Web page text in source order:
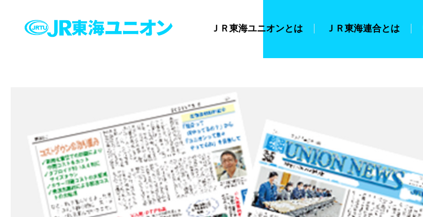
ＪＲ東海ユニオンとは ＪＲ東海連合とは